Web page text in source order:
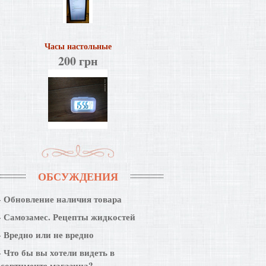
Часы настольные
200 грн
ОБСУЖДЕНИЯ
Обновление наличия товара
Самозамес. Рецепты жидкостей
Вредно или не вредно
Что бы вы хотели видеть в